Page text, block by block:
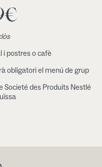
€
i postres o cafè
obligatori el menú de grup
des Produits Nestlé